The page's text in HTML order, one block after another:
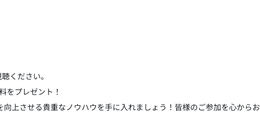
ください。
をプレゼント！
上させる貴重なノウハウを手に入れましょう！皆様のご参加を心からお